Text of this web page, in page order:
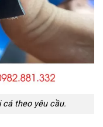
cá theo yêu cầu.